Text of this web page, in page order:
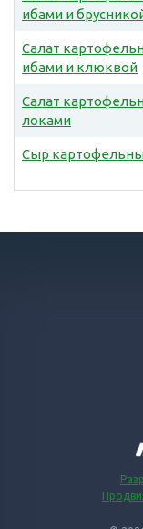
ибами и
Салат
ибами и клюквой
Салат
локами
Сыр